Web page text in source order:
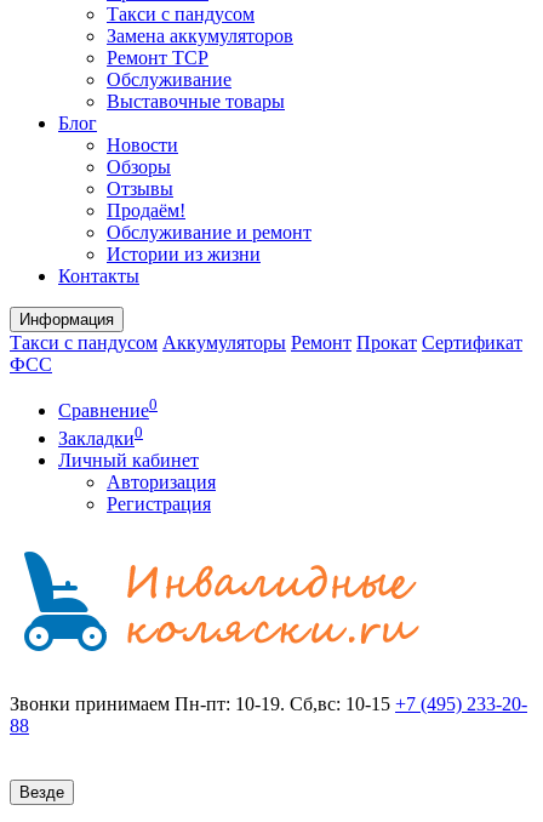
Такси с пандусом
Замена аккумуляторов
Ремонт ТСР
Обслуживание
Выставочные товары
Блог
Новости
Обзоры
Отзывы
Продаём!
Обслуживание и ремонт
Истории из жизни
Контакты
Информация
Такси с пандусом Аккумуляторы Ремонт Прокат Сертификат
ФСС
Сравнение0
Закладки0
Личный кабинет
Авторизация
Регистрация
Звонки принимаем Пн-пт: 10-19. Сб,вс: 10-15 +7 (495) 233-20-
88
Везде